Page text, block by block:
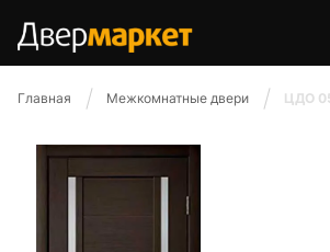
Главная Межкомнатные двери ЦДО